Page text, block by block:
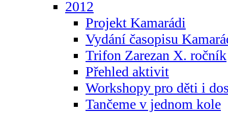
2012
Projekt Kamarádi
Vydání časopisu
Trifon Zarezan X. ročník
Přehled aktivit
Workshopy pro děti i
Tančeme v jednom kole